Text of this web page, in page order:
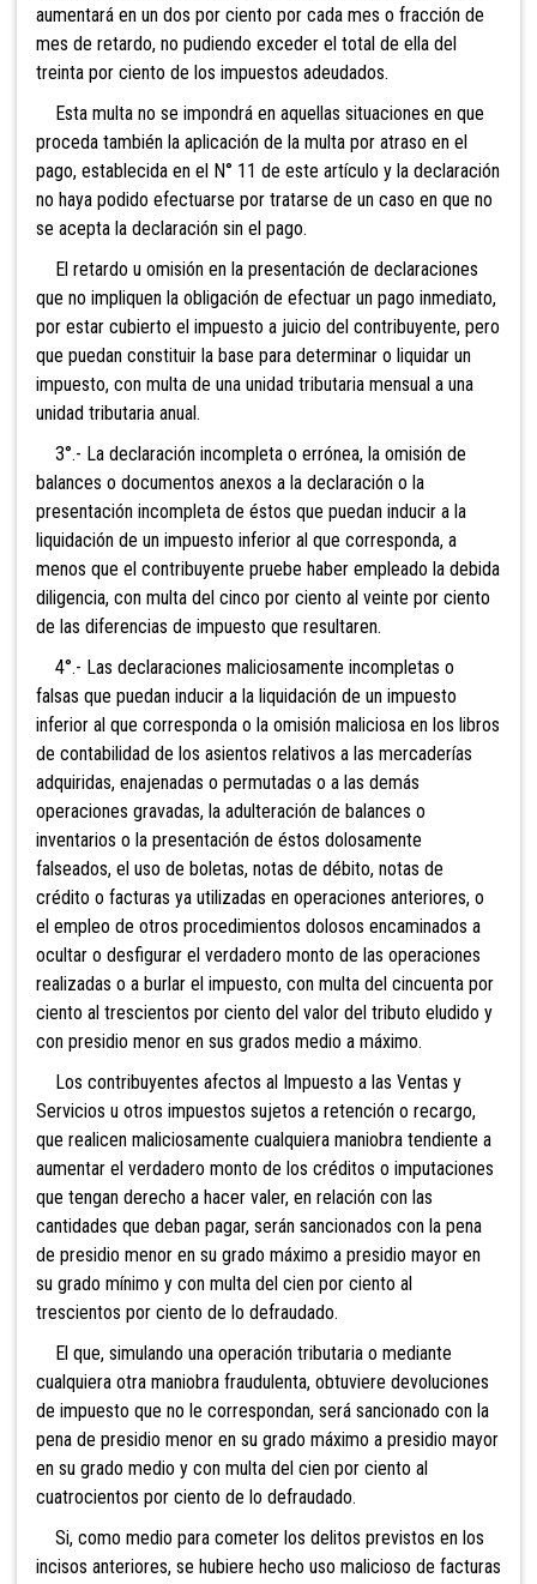
aumentará en un dos por ciento por cada mes o fracción de
mes de retardo, no pudiendo exceder el total de ella del
treinta por ciento de los impuestos adeudados.
Esta multa no se impondrá en aquellas situaciones en que
proceda también la aplicación de la multa por atraso en el
pago, establecida en el N° 11 de este artículo y la declaración
no haya podido efectuarse por tratarse de un caso en que no
se acepta la declaración sin el pago.
El retardo u omisión en la presentación de declaraciones
que no impliquen la obligación de efectuar un pago inmediato,
por estar cubierto el impuesto a juicio del contribuyente, pero
que puedan constituir la base para determinar o liquidar un
impuesto, con multa de una unidad tributaria mensual a una
unidad tributaria anual.
3°.- La declaración incompleta o errónea, la omisión de
balances o documentos anexos a la declaración o la
presentación incompleta de éstos que puedan inducir a la
liquidación de un impuesto inferior al que corresponda, a
menos que el contribuyente pruebe haber empleado la debida
diligencia, con multa del cinco por ciento al veinte por ciento
de las diferencias de impuesto que resultaren.
4°.- Las declaraciones maliciosamente incompletas o
falsas que puedan inducir a la liquidación de un impuesto
inferior al que corresponda o la omisión maliciosa en los libros
de contabilidad de los asientos relativos a las mercaderías
adquiridas, enajenadas o permutadas o a las demás
operaciones gravadas, la adulteración de balances o
inventarios o la presentación de éstos dolosamente
falseados, el uso de boletas, notas de débito, notas de
crédito o facturas ya utilizadas en operaciones anteriores, o
el empleo de otros procedimientos dolosos encaminados a
ocultar o desfigurar el verdadero monto de las operaciones
realizadas o a burlar el impuesto, con multa del cincuenta por
ciento al trescientos por ciento del valor del tributo eludido y
con presidio menor en sus grados medio a máximo.
Los contribuyentes afectos al Impuesto a las Ventas y
Servicios u otros impuestos sujetos a retención o recargo,
que realicen maliciosamente cualquiera maniobra tendiente a
aumentar el verdadero monto de los créditos o imputaciones
que tengan derecho a hacer valer, en relación con las
cantidades que deban pagar, serán sancionados con la pena
de presidio menor en su grado máximo a presidio mayor en
su grado mínimo y con multa del cien por ciento al
trescientos por ciento de lo defraudado.
El que, simulando una operación tributaria o mediante
cualquiera otra maniobra fraudulenta, obtuviere devoluciones
de impuesto que no le correspondan, será sancionado con la
pena de presidio menor en su grado máximo a presidio mayor
en su grado medio y con multa del cien por ciento al
cuatrocientos por ciento de lo defraudado.
Si, como medio para cometer los delitos previstos en los
incisos anteriores, se hubiere hecho uso malicioso de facturas